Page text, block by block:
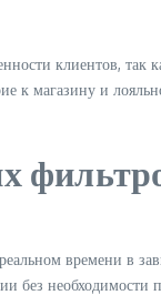
клиентов, так
к магазину и
времени в
без